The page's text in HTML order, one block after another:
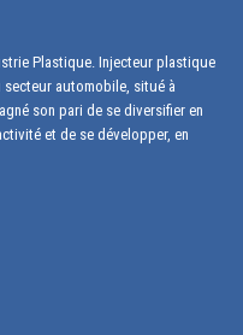
Plastique. Injecteur plastique
automobile, situé à
son pari de se diversifier en
et de se développer, en